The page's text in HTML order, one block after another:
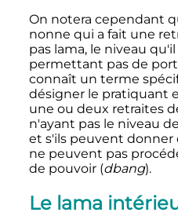
On notera cependant
nonne qui a fait une
pas lama, le niveau
permettant pas de
connaît un terme
désigner le pratiquant
une ou deux retraites
n'ayant pas le niveau
et s'ils peuvent donner
ne peuvent pas
de pouvoir (dbang).
Le lama